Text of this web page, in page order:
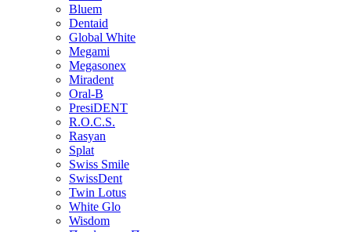
Bluem
Dentaid
Global White
Megami
Megasonex
Miradent
Oral-B
PresiDENT
R.O.C.S.
Rasyan
Splat
Swiss Smile
SwissDent
Twin Lotus
White Glo
Wisdom